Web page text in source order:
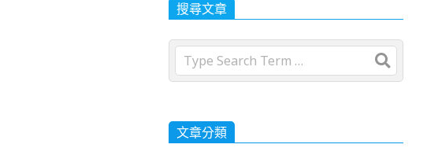
搜尋文章
Search
文章分類